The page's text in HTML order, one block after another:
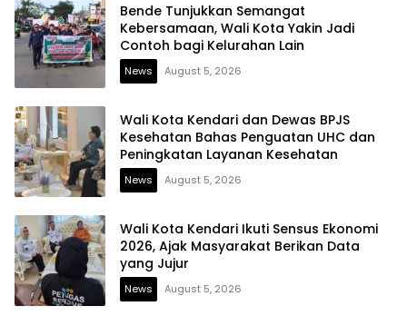
Bende Tunjukkan Semangat
Kebersamaan, Wali Kota Yakin Jadi
Contoh bagi Kelurahan Lain
News August 5, 2026
Wali Kota Kendari dan Dewas BPJS
Kesehatan Bahas Penguatan UHC dan
Peningkatan Layanan Kesehatan
News August 5, 2026
Wali Kota Kendari Ikuti Sensus Ekonomi
2026, Ajak Masyarakat Berikan Data
yang Jujur
News August 5, 2026